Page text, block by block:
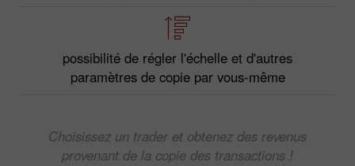
possibilité de régler l'échelle et d'autres
paramètres de copie par vous-même
Choisissez un trader et obtenez des revenus
provenant de la copie des transactions !